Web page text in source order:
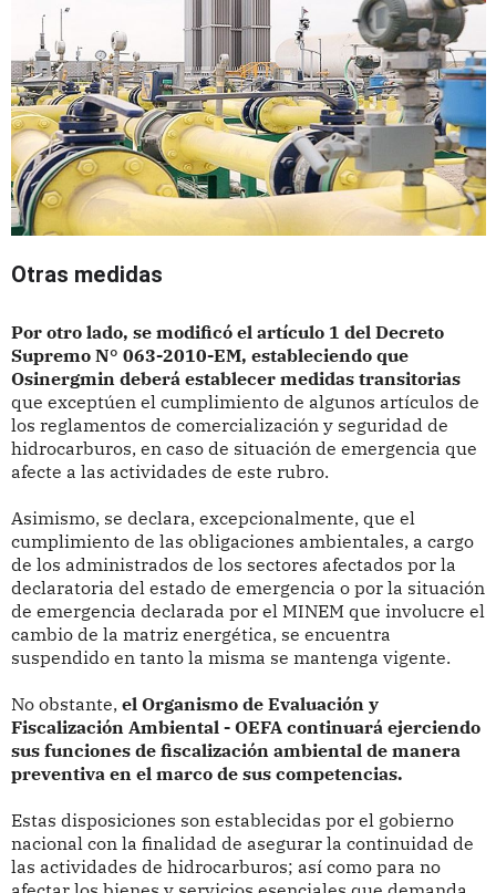
Otras medidas
Por otro lado, se modificó el artículo 1 del Decreto
Supremo N° 063-2010-EM, estableciendo que
Osinergmin deberá establecer medidas transitorias
que exceptúen el cumplimiento de algunos artículos de
los reglamentos de comercialización y seguridad de
hidrocarburos, en caso de situación de emergencia que
afecte a las actividades de este rubro.
Asimismo, se declara, excepcionalmente, que el
cumplimiento de las obligaciones ambientales, a cargo
de los administrados de los sectores afectados por la
declaratoria del estado de emergencia o por la situación
de emergencia declarada por el MINEM que involucre el
cambio de la matriz energética, se encuentra
suspendido en tanto la misma se mantenga vigente.
No obstante, el Organismo de Evaluación y
Fiscalización Ambiental - OEFA continuará ejerciendo
sus funciones de fiscalización ambiental de manera
preventiva en el marco de sus competencias.
Estas disposiciones son establecidas por el gobierno
nacional con la finalidad de asegurar la continuidad de
las actividades de hidrocarburos; así como para no